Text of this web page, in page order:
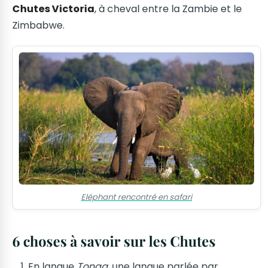
Chutes Victoria, à cheval entre la Zambie et le
Zimbabwe.
Eléphant rencontré en safari
6 choses à savoir sur les Chutes